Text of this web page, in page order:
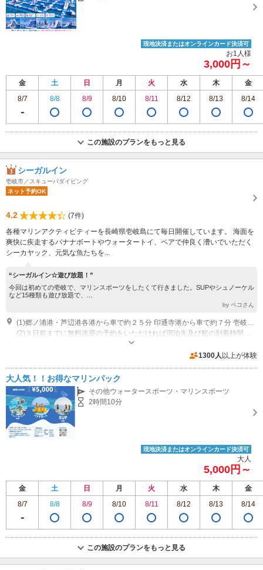
現地決済またはオンラインカード決済可
お1人様
3,000円～
金 土 日 月 火 水 木
金
8/7
8/8 8/9 8/10 8/11 8/12 8/13 8/14
この施設のプランをもっと見る
シーガルイン
壱岐市／スキューバダイビング
ネット予約OK
4.2
(7件)
各種マリンアクティビティーを長崎県壱岐島にて毎日開催しています。 海面を
爽快に疾走するバナナボートやウォータートイ、ペアで仲良く漕いでいただく
シーカヤック、元気な魚たちを...
“シーガルイン☆遊び放題！”
今回は初めての壱岐で、マリンスポーツをしたくて行きました。SUPやシュノーケル
など15種類も遊び放題で、...
by ペコさん
(1)郷ノ浦港・芦辺港各港から車で約２５分 印通寺港から車で約７分 壱岐空港から車で約３分
営業時間：9：00～１８：００ 休業日：夏季無休
1300人 以上が体験
大人気！！お得なマリンパック
その他ウォータースポーツ・マリンスポーツ
2時間10分
現地決済またはオンラインカード決済可
大人
5,000円～
金 土 日 月 火 水 木
金
8/7
8/8 8/9 8/10 8/11 8/12 8/13 8/14
この施設のプランをもっと見る